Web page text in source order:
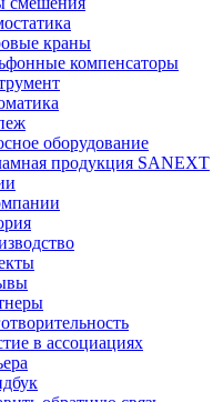
краны
компенсаторы
оборудование
продукция SANEXT
в ассоциациях